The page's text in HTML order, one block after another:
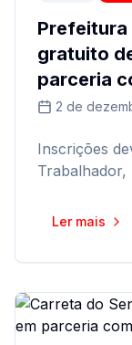
Prefeitura
gratuito
parceria
2 de
Inscrições
Trabalhador,
Ler mais